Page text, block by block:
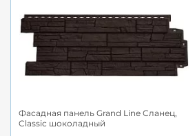
Фасадная панель Grand Line Сланец,
Classic шоколадный